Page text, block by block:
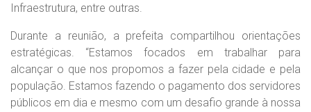
Infraestrutura, entre outras.
Durante a reunião, a prefeita compartilhou orientações
estratégicas. “Estamos focados em trabalhar para
alcançar o que nos propomos a fazer pela cidade e pela
população. Estamos fazendo o pagamento dos servidores
públicos em dia e mesmo com um desafio grande à nossa